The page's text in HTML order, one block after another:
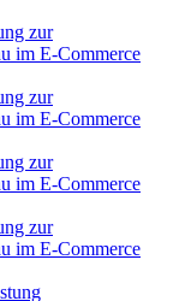
zur
im E-Commerce
zur
im E-Commerce
zur
im E-Commerce
zur
im E-Commerce